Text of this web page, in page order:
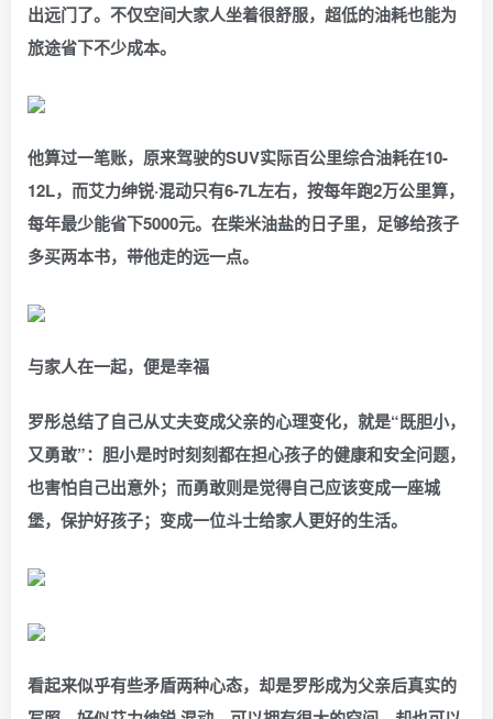
出远门了。不仅空间大家人坐着很舒服，超低的油耗也能为
旅途省下不少成本。
他算过一笔账，原来驾驶的SUV实际百公里综合油耗在10-
12L，而艾力绅锐·混动只有6-7L左右，按每年跑2万公里算，
每年最少能省下5000元。在柴米油盐的日子里，足够给孩子
多买两本书，带他走的远一点。
与家人在一起，便是幸福
罗彤总结了自己从丈夫变成父亲的心理变化，就是“既胆小，
又勇敢”：胆小是时时刻刻都在担心孩子的健康和安全问题，
也害怕自己出意外；而勇敢则是觉得自己应该变成一座城
堡，保护好孩子；变成一位斗士给家人更好的生活。
看起来似乎有些矛盾两种心态，却是罗彤成为父亲后真实的